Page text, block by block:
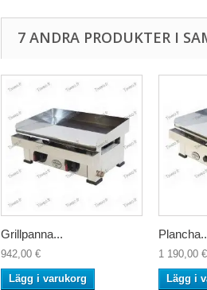
7 ANDRA PRODUKTER I
Grillpanna...
942,00 €
Lägg i varukorg
1 190,00 €
Lägg i